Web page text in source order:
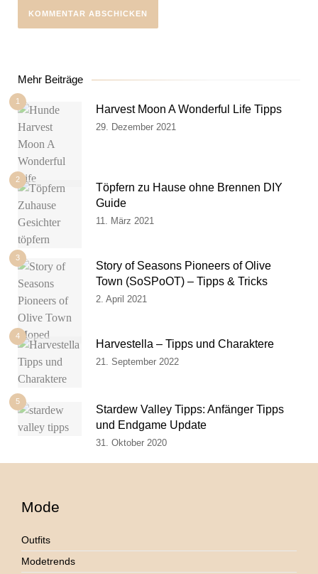
Mehr Beiträge
1
Harvest Moon A Wonderful Life Tipps
29. Dezember 2021
2
Töpfern zu Hause ohne Brennen DIY
Guide
11. März 2021
3
Story of Seasons Pioneers of Olive
Town (SoSPoOT) – Tipps & Tricks
2. April 2021
4
Harvestella – Tipps und Charaktere
21. September 2022
5
Stardew Valley Tipps: Anfänger Tipps
und Endgame Update
31. Oktober 2020
Mode
Outfits
Modetrends